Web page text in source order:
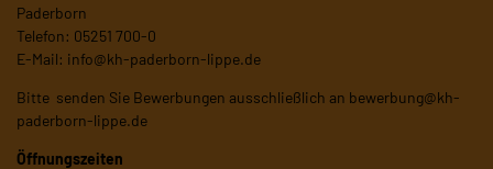
Paderborn
Telefon: 05251 700-0
E-Mail: info@kh-paderborn-lippe.de
Bitte senden Sie Bewerbungen ausschließlich an bewerbung@kh-
paderborn-lippe.de
Öffnungszeiten